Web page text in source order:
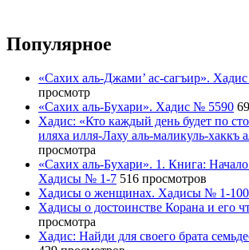
Популярное
«Сахих аль-Джами’ ас-сагъир».
просмотр
«Сахих аль-Бухари». Хадис № 5590
Хадис: «Кто каждый день будет по
иляха илля-Лаху аль-маликуль-
просмотра
«Сахих аль-Бухари». 1. Книга:
Хадисы № 1-7 516 просмотров
Хадисы о женщинах. Хадисы № 1-100
Хадисы о достоинстве Корана и его
просмотра
Хадис: Найди для своего брата